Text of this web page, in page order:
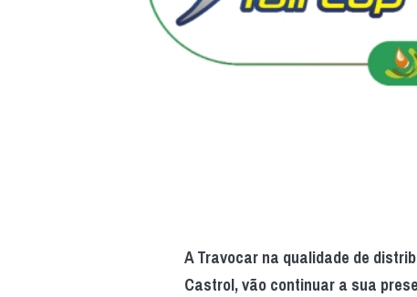
A Travocar na qualidade de
Castrol, vão continuar a sua